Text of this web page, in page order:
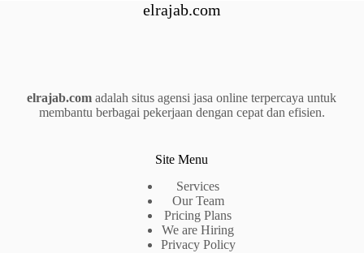
elrajab.com
elrajab.com adalah situs agensi jasa online terpercaya untuk
membantu berbagai pekerjaan dengan cepat dan efisien.
Site Menu
Services
Our Team
Pricing Plans
We are Hiring
Privacy Policy